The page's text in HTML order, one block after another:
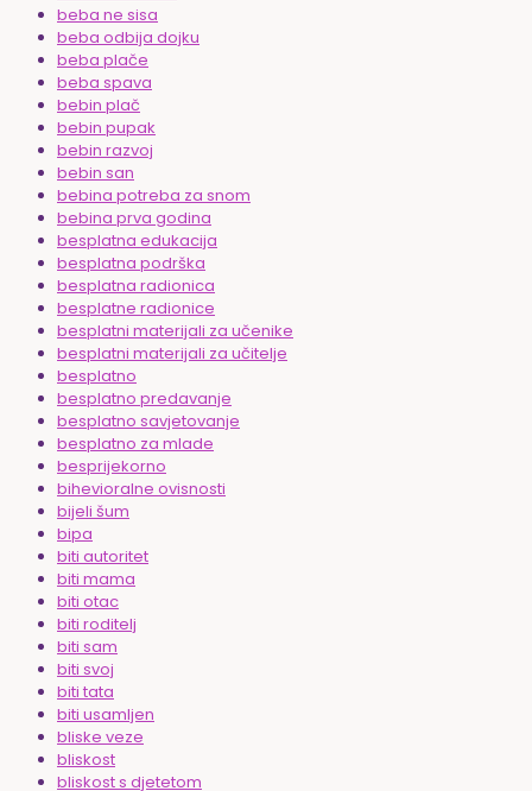
beba ne sisa
beba odbija dojku
beba plače
beba spava
bebin plač
bebin pupak
bebin razvoj
bebin san
bebina potreba za snom
bebina prva godina
besplatna edukacija
besplatna podrška
besplatna radionica
besplatne radionice
besplatni materijali za učenike
besplatni materijali za učitelje
besplatno
besplatno predavanje
besplatno savjetovanje
besplatno za mlade
besprijekorno
bihevioralne ovisnosti
bijeli šum
bipa
biti autoritet
biti mama
biti otac
biti roditelj
biti sam
biti svoj
biti tata
biti usamljen
bliske veze
bliskost
bliskost s djetetom